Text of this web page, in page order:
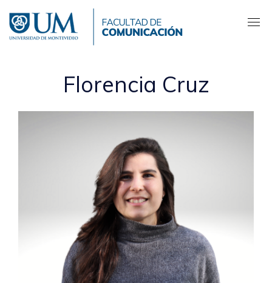
contenido
principal
Florencia Cruz